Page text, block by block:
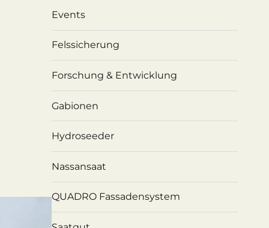
Events
Felssicherung
Forschung & Entwicklung
Gabionen
Hydroseeder
Nassansaat
QUADRO Fassadensystem